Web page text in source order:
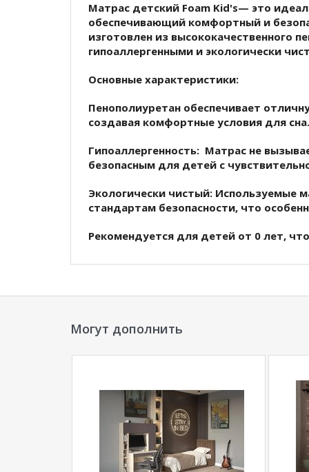
Матрас детский Foam Kid's— это
обеспечивающий комфортный и
изготовлен из высококачественного
гипоаллергенными и экологически
Основные характеристики:
Пенополиуретан обеспечивает
создавая комфортные условия для сна.
Гипоаллергенность: Матрас не
безопасным для детей с
Экологически чистый: Используемые
стандартам безопасности, что
Рекомендуется для детей от 0 лет,
между поддержкой и комфортом.
большинства детей.
Чехол.Изготовлен из стеганой бязи
дополнительную мягкость и уют.
Матрас детскийFoam Kid's
— это
вашему ребенку спать крепко и
Могут дополнить